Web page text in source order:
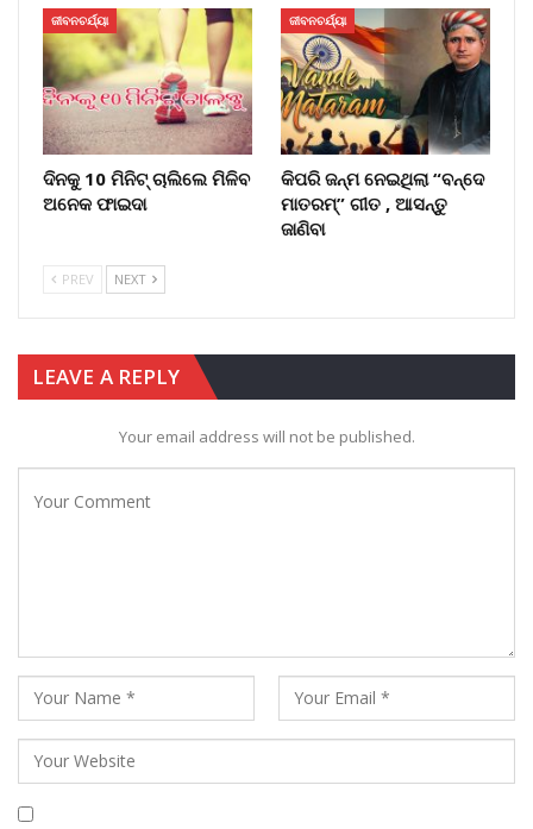
ଜୀବନଚର୍ଯ୍ୟା
ଦିନକୁ 10 ମିନିଟ୍ ଚାଲିଲେ ମିଳିବ
ଅନେକ ଫାଇଦା
ଜୀବନଚର୍ଯ୍ୟା
କିପରି ଜନ୍ମ ନେଇଥିଲା “ବନ୍ଦେ
ମାତରମ୍” ଗୀତ , ଆସନ୍ତୁ
ଜାଣିବା
PREV NEXT
LEAVE A REPLY
Your email address will not be published.